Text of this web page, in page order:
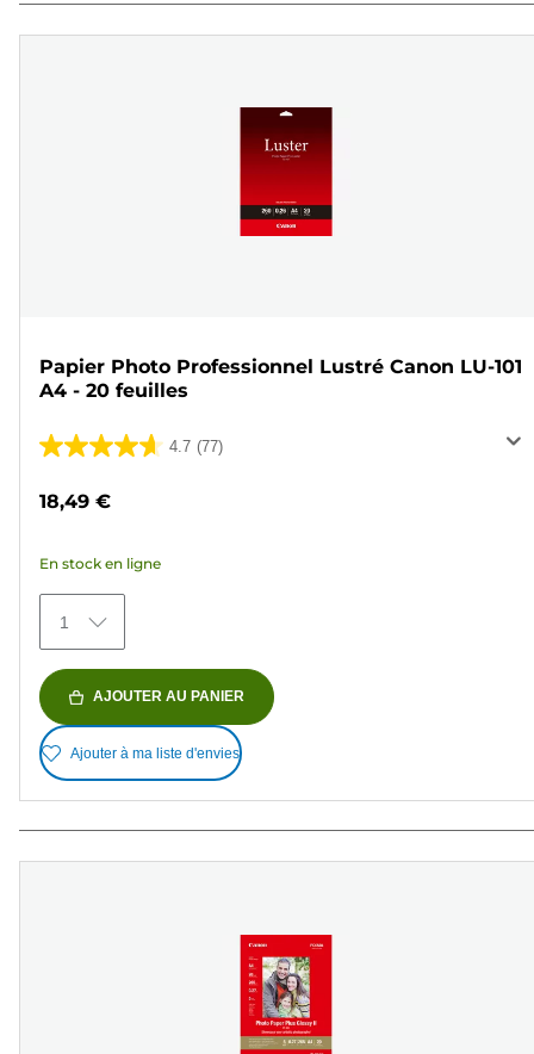
Papier Photo Professionnel Lustré Canon LU-101
A4 - 20 feuilles
4.7 (77)
4.7
5
77
avis
18,49 €
En stock en ligne
1
AJOUTER AU PANIER
Ajouter à ma liste d'envies